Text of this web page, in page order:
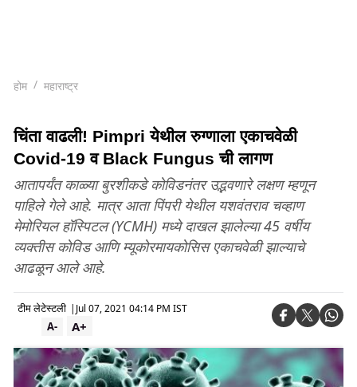
होम महाराष्ट्र
चिंता वाढली! Pimpri येथील रुग्णाला एकाचवेळी
Covid-19 व Black Fungus ची लागण
आतापर्यंत काळ्या बुरशीकडे कोविडनंतर उद्भवणारे लक्षण म्हणून
पाहिले गेले आहे. मात्र आता पिंपरी येथील यशवंतराव चव्हाण
मेमोरियल हॉस्पिटल (YCMH) मध्ये दाखल झालेल्या 45 वर्षीय
व्यक्तीस कोविड आणि म्यूकोरमायकोसिस एकाचवेळी झाल्याचे
आढळून आले आहे.
टीम लेटेस्टली | Jul 07, 2021 04:14 PM IST
A+
A-